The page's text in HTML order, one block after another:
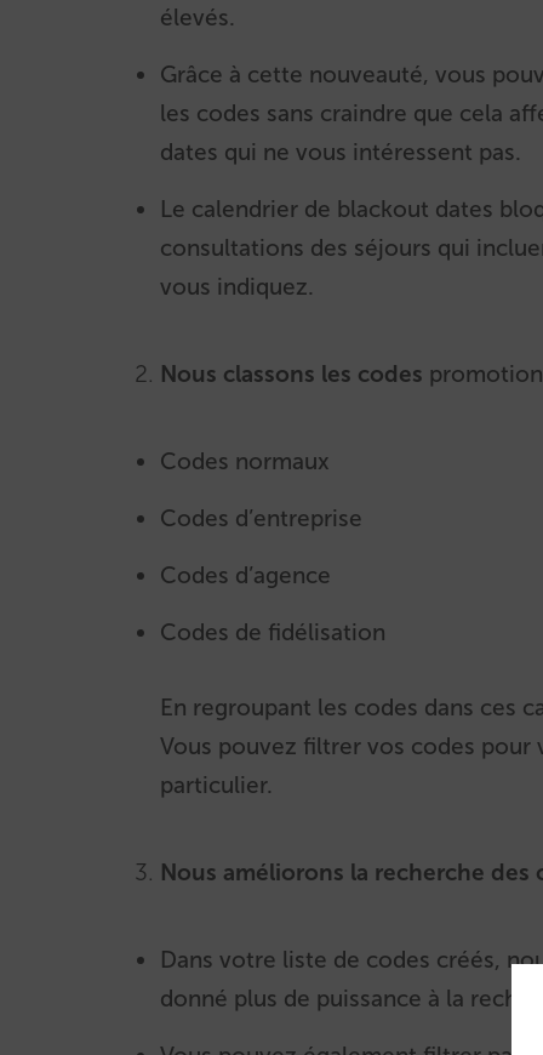
élevés.
Grâce à cette nouveauté, vous
les codes sans craindre que cela
dates qui ne vous intéressent pas.
Le calendrier de blackout dates
consultations des séjours qui
vous indiquez.
Nous classons les codes
Codes normaux
Codes d’entreprise
Codes d’agence
Codes de fidélisation
En regroupant les codes dans ces
Vous pouvez filtrer vos codes pour
particulier.
Nous améliorons la recherche des
Dans votre liste de codes créés,
donné plus de puissance à la